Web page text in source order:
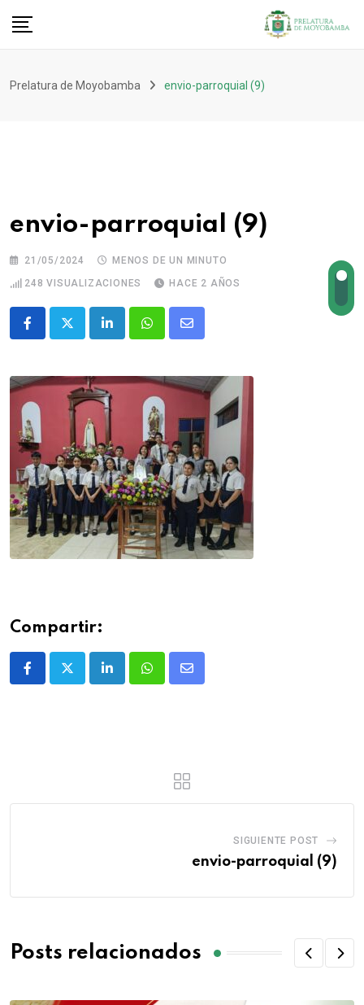
Prelatura de Moyobamba envio-parroquial (9)
envio-parroquial (9)
21/05/2024
MENOS DE UN MINUTO
248 VISUALIZACIONES HACE 2 AÑOS
Compartir:
SIGUIENTE POST
envio-parroquial (9)
Posts relacionados